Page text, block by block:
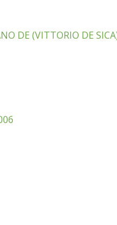
DE (VITTORIO DE